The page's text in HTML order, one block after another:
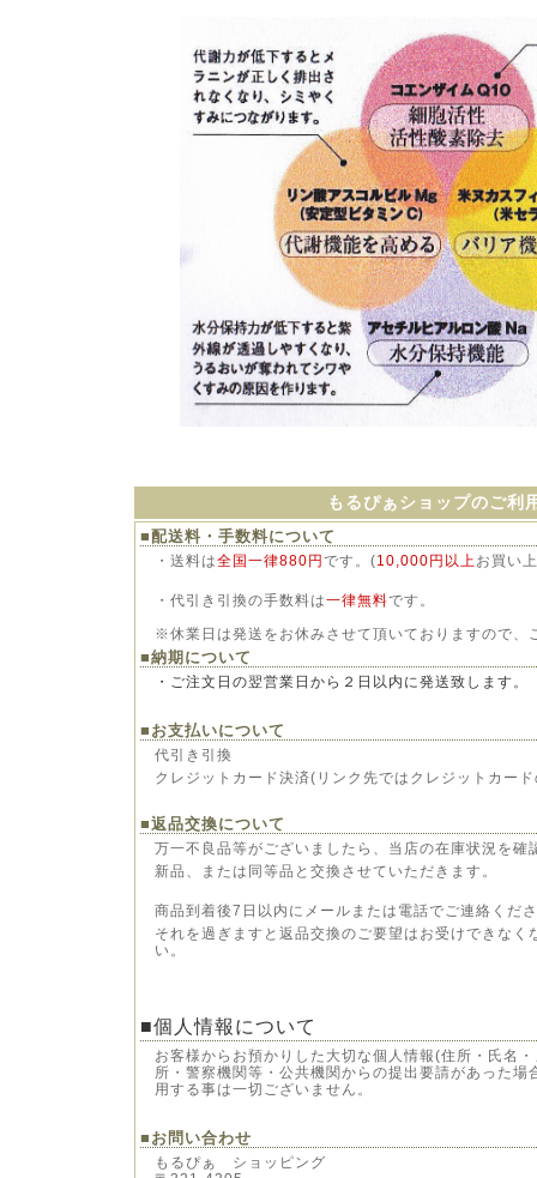
もるぴぁショップのご利
■配送料・手数料について
・送料は全国一律880円 です。(10,000円以上お買い
・代引き引換の手数料は一律無料です。
※休業日は発送をお休みさせて頂いておりますので、
■納期について
・ご注文日の翌営業日から２日以内に発送致します。
■お支払いについて
代引き引換
クレジットカード決済(リンク先ではクレジットカー
■返品交換について
万一不良品等がございましたら、当店の在庫状況を確
新品、または同等品と交換させていただきます。
商品到着後7日以内にメールまたは電話でご連絡くだ
それを過ぎますと返品交換のご要望はお受けできなく
い。
■個人情報について
お客様からお預かりした大切な個人情報(住所・氏名
所・警察機関等・公共機関からの提出要請があった場
用する事は一切ございません。
■お問い合わせ
もるぴぁ ショッピング